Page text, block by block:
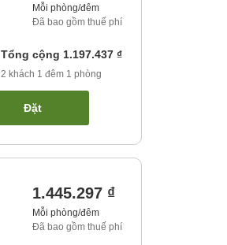
Mỗi phòng/đêm
Đã bao gồm thuế phí
Tổng cộng 1.197.437 ₫
2 khách 1 đêm 1 phòng
Đặt
1.445.297 ₫
Mỗi phòng/đêm
Đã bao gồm thuế phí